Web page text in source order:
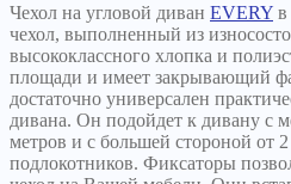
Чехол на угловой диван EVERY в
чехол, выполненный из
высококлассного хлопка и
площади и имеет закрывающий
достаточно универсален
дивана. Он подойдет к дивану с
метров и с большей стороной от 2
подлокотников. Фиксаторы